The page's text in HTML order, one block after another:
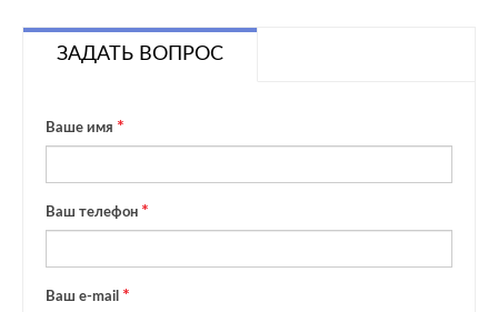
ЗАДАТЬ ВОПРОС
Ваше имя
Ваш телефон
Ваш e-mail